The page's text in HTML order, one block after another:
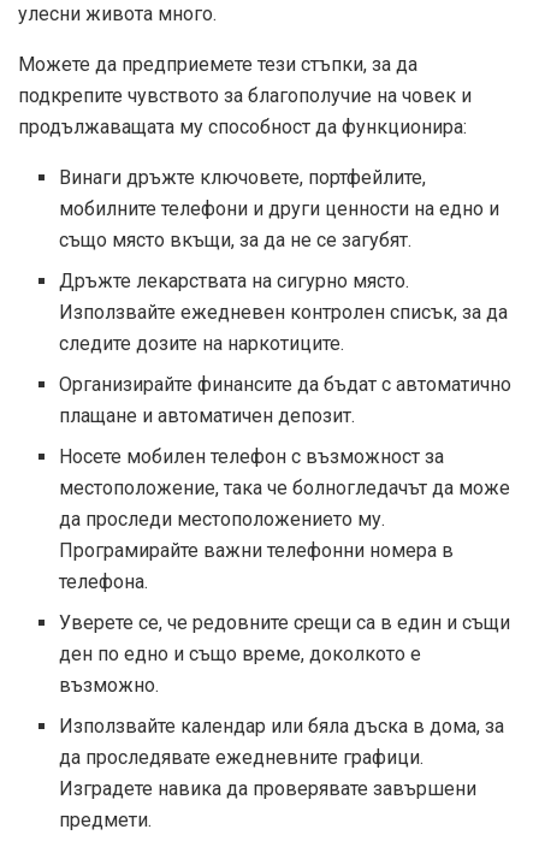
улесни живота много.
Можете да предприемете тези стъпки, за да
подкрепите чувството за благополучие на човек и
продължаващата му способност да функционира:
Винаги дръжте ключовете, портфейлите,
мобилните телефони и други ценности на едно и
също място вкъщи, за да не се загубят.
Дръжте лекарствата на сигурно място.
Използвайте ежедневен контролен списък, за да
следите дозите на наркотиците.
Организирайте финансите да бъдат с автоматично
плащане и автоматичен депозит.
Носете мобилен телефон с възможност за
местоположение, така че болногледачът да може
да проследи местоположението му.
Програмирайте важни телефонни номера в
телефона.
Уверете се, че редовните срещи са в един и същи
ден по едно и също време, доколкото е
възможно.
Използвайте календар или бяла дъска в дома, за
да проследявате ежедневните графици.
Изградете навика да проверявате завършени
предмети.